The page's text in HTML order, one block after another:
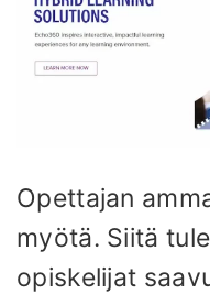
Opettajan
myötä. Siitä
opiskelijat